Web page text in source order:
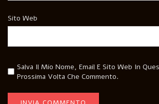
Sito Web
Salva Il Mio Nome, Email E Sito Web In
Prossima Volta Che Commento.